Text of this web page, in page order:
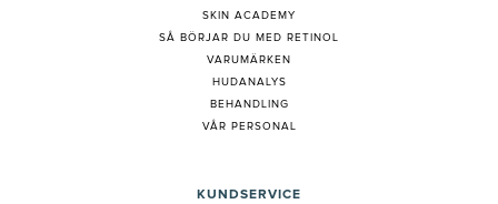
SKIN ACADEMY
SÅ BÖRJAR DU MED RETINOL
VARUMÄRKEN
HUDANALYS
BEHANDLING
VÅR PERSONAL
KUNDSERVICE